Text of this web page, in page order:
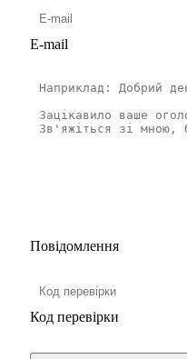
E-mail
Повідомлення
Код перевірки